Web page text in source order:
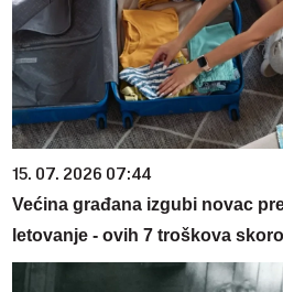
15. 07. 2026 07:44
Većina građana izgubi novac
letovanje - ovih 7 troškova